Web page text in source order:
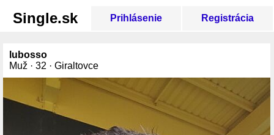
Single.sk Prihlásenie Registrácia
lubosso
Muž · 32 · Giraltovce